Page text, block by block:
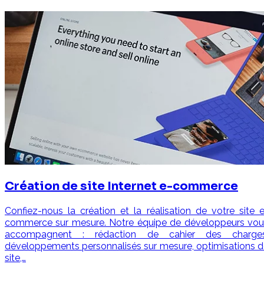
Création de site Internet e-commerce
Confiez-nous la création et la réalisation de votre site
commerce sur mesure. Notre équipe de développeurs
accompagnent : rédaction de cahier des
développements personnalisés sur mesure, optimisations
site,…